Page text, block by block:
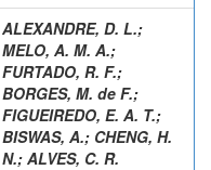
ALEXANDRE, D. L.;
MELO, A. M. A.;
FURTADO, R. F.;
BORGES, M. de F.;
FIGUEIREDO, E. A. T.;
BISWAS, A.; CHENG, H.
N.; ALVES, C. R.